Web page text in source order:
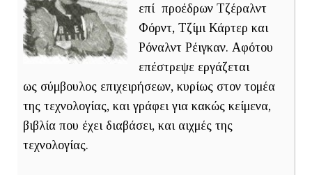
επί προέδρων Τζέραλντ
Φόρντ, Τζίμι Κάρτερ και
Ρόναλντ Ρέιγκαν. Αφότου
επέστρεψε εργάζεται
ως σύμβουλος επιχειρήσεων, κυρίως στον τομέα
της τεχνολογίας, και γράφει για κακώς κείμενα,
βιβλία που έχει διαβάσει, και αιχμές της
τεχνολογίας.